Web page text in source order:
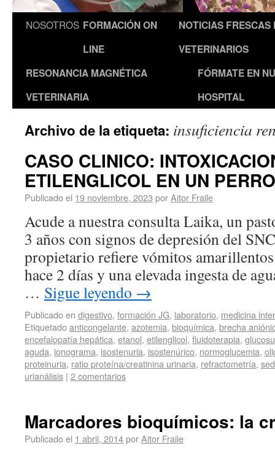
NOSOTROS FORMACIÓN ON
LINE
NOTICIAS FRESCAS
VETERINARIOS
RESONANCIA MAGNÉTICA
VETERINARIA
FÓRMATE EN
HOSPITAL
Archivo de la etiqueta: insuficiencia
CASO CLINICO:
ETILENGLICOL EN UN PERRO
Publicado el 19 noviembre, 2023 porAitor Fraile
Acude a nuestra consulta Laika, un
3 años con signos de depresión del
propietario refiere vómitos amarillentos
hace 2 días y una elevada ingesta de
… Sigue leyendo →
Publicado en digestivo, formación JG, laboratorio, medicina
Etiquetadoanticongelante, azotemia, bioquímica, brecha
encefalopatía hepática, etanol, etilenglicol, fluidoterapia,
aguda, ionograma, isostenuria, isostenúrico, normoglucemia,
proteinuria, ratio proteína/creatinina urinaria, refractometría,
urianálisis | 2 comentarios
Marcadores bioquímicos: la
Publicado el 1 abril, 2014porAitor Fraile